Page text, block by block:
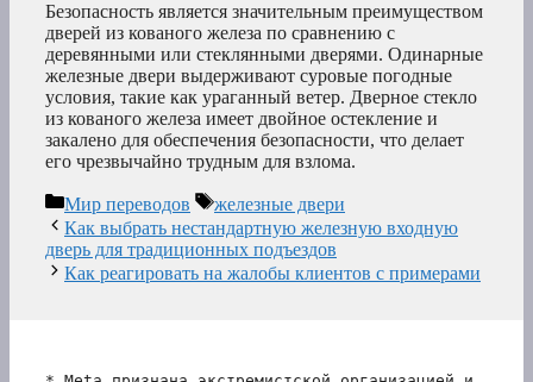
Безопасность является значительным преимуществом
дверей из кованого железа по сравнению с
деревянными или стеклянными дверями. Одинарные
железные двери выдерживают суровые погодные
условия, такие как ураганный ветер. Дверное стекло
из кованого железа имеет двойное остекление и
закалено для обеспечения безопасности, что делает
его чрезвычайно трудным для взлома.
Рубрики
Мир переводов Метки
железные двери
Как выбрать нестандартную железную входную
дверь для традиционных подъездов
Как реагировать на жалобы клиентов с примерами